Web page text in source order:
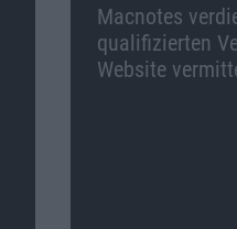
Macnotes
qualifizierten
Website